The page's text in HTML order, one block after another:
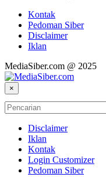
Kontak
Pedoman Siber
Disclaimer
Iklan
MediaSiber.com @ 2025
×
Disclaimer
Iklan
Kontak
Login Customizer
Pedoman Siber